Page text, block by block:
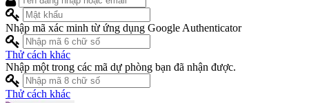
Nhập mã xác minh từ ứng dụng Google Authenticator
Thử cách khác
Nhập một trong các mã dự phòng bạn đã nhận được.
Thử cách khác